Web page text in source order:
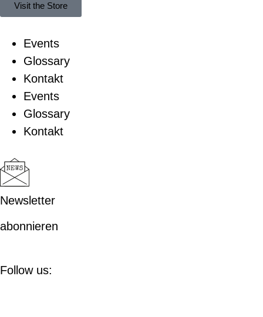
Visit the Store
Events
Glossary
Kontakt
Events
Glossary
Kontakt
Newsletter
abonnieren
Follow us: